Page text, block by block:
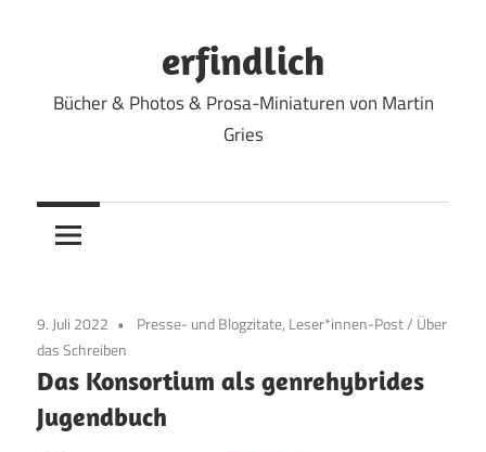
erfindlich
Bücher & Photos & Prosa-Miniaturen von Martin
Gries
9. Juli 2022 Presse- und Blogzitate, Leser*innen-Post/ Über
das Schreiben
Das Konsortium als genrehybrides
Jugendbuch